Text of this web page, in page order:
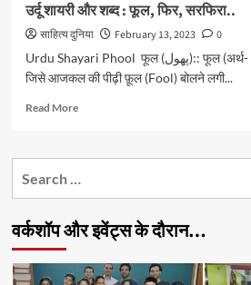
उर्दू शायरी और शब्द : फूल, फिर, सरफिरा..
साहित्य दुनिया February 13, 2023
0
Urdu Shayari Phool फूल (پھول):: फूल (अर्थ- flower) एक ऐसा लफ़्ज़ है
जिसे आजकल की पीढ़ी फ़ूल (Fool) बोलने लगी...
Read MoreRead
उर्दू
:
फिर,
सरफिरा..
वर्कशॉप और इवेंट्स के दौरान…